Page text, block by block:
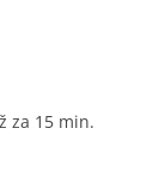
za 15 min.